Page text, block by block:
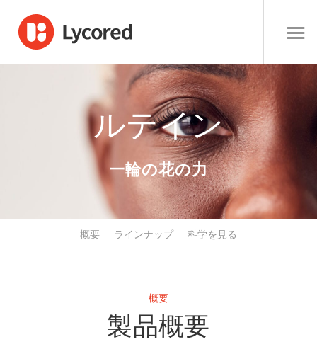
ルテイン
一輪の花の力
概要 ラインナップ 科学を見る
概要
製品概要